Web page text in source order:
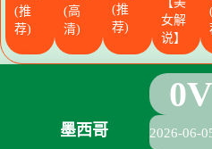
(推
荐)
(高
清)
(推
荐)
女解
说】
墨西哥
0
2026-06-